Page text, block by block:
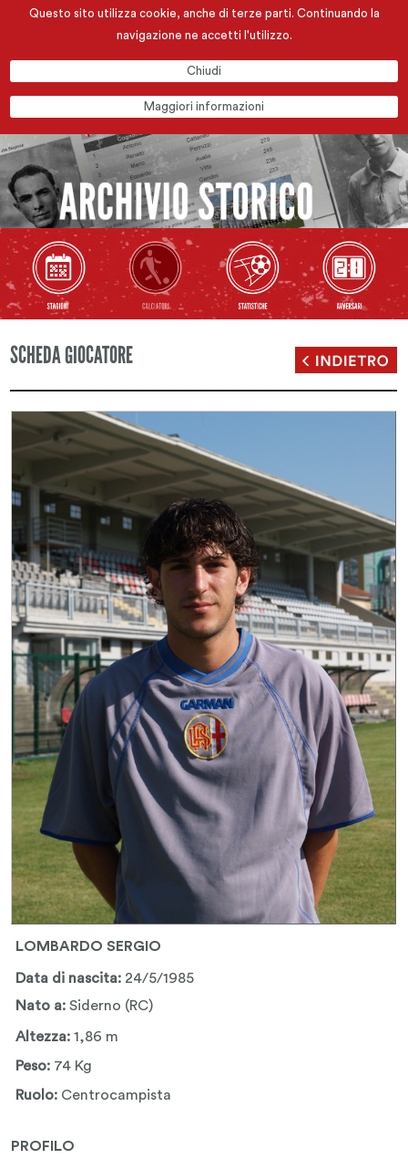
Questo sito utilizza cookie, anche di terze parti. Continuando la
navigazione ne accetti l'utilizzo.
Chiudi
Maggiori informazioni
SCHEDA GIOCATORE
LOMBARDO SERGIO
Data di nascita: 24/5/1985
Nato a:Siderno (RC)
Altezza:1,86 m
Peso: 74 Kg
Ruolo: Centrocampista
PROFILO